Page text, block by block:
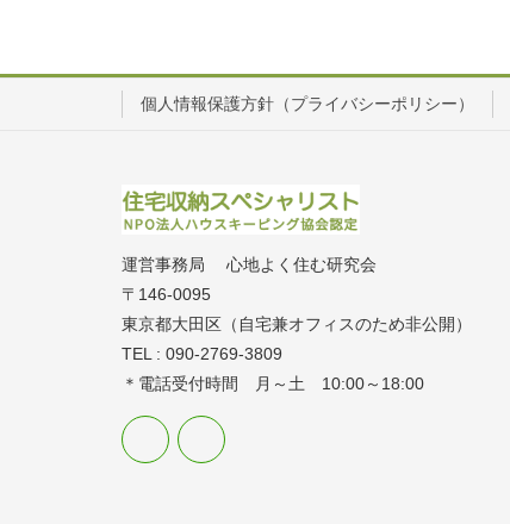
個人情報保護方針（プライバシーポリシー）
運営事務局 心地よく住む研究会
〒146-0095
東京都大田区（自宅兼オフィスのため非公開）
TEL : 090-2769-3809
＊電話受付時間 月～土 10:00～18:00